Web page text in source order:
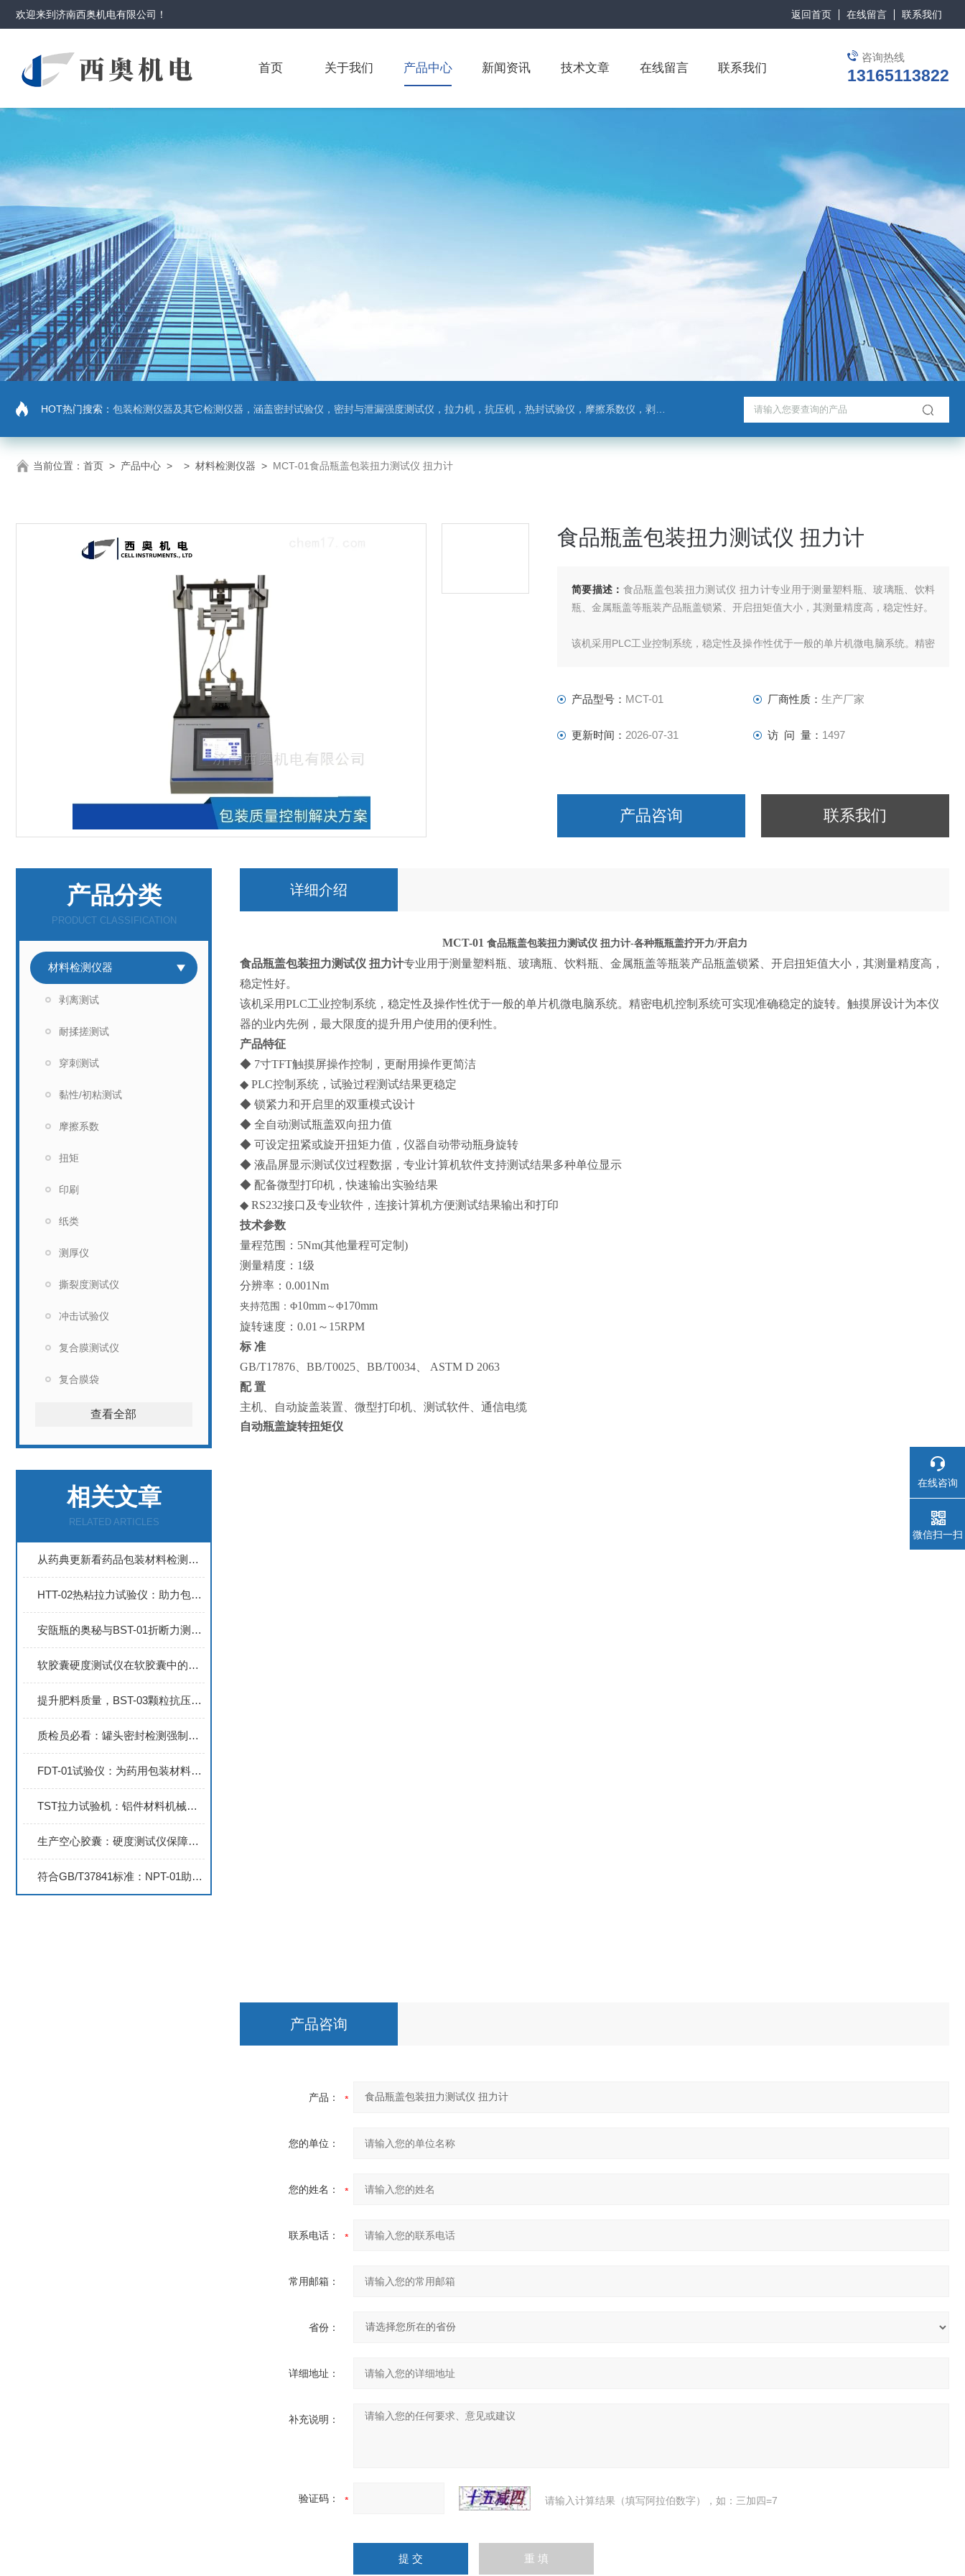
欢迎来到济南西奥机电有限公司 ！ 返回首页 在线留言 联系我们
咨询热线
13165113822
首页 关于我们 产品中心 新闻资讯 技术文章 在线留言 联系我们
HOT热门搜索： 包装检测仪器及其它检测仪器，涵盖密封试验仪，密封与泄漏强度测试仪，拉力机，抗压机，热封试验仪，摩擦系数仪，剥离力测试仪，医药包装检测仪，冲击试验仪，安瓿瓶折断力测试仪，垂直度偏差测试仪，扭矩仪，手提袋疲劳度测试仪
当前位置： 首页 > 产品中心 > > 材料检测仪器 > MCT-01食品瓶盖包装扭力测试仪 扭力计
食品瓶盖包装扭力测试仪 扭力计
简要描述： 食品瓶盖包装扭力测试仪 扭力计专业用于测量塑料瓶、玻璃瓶、饮料
瓶、金属瓶盖等瓶装产品瓶盖锁紧、开启扭矩值大小，其测量精度高，稳定性好。
该机采用PLC工业控制系统，稳定性及操作性优于一般的单片机微电脑系统。精密
产品型号： MCT-01 厂商性质： 生产厂家
更新时间： 2026-07-31 访 问 量： 1497
产品咨询 联系我们
产品分类
PRODUCT CLASSIFICATION
材料检测仪器
剥离测试
耐揉搓测试
穿刺测试
黏性/初粘测试
摩擦系数
扭矩
印刷
纸类
测厚仪
撕裂度测试仪
冲击试验仪
复合膜测试仪
复合膜袋
查看全部
相关文章
RELATED ARTICLES
从药典更新看药品包装材料检测仪器的升级路径
HTT-02热粘拉力试验仪：助力包装行业效率升级
安瓿瓶的奥秘与BST-01折断力测试仪
软胶囊硬度测试仪在软胶囊中的应用：优缺点分析
提升肥料质量，BST-03颗粒抗压测试设备助力农业可持续发展
质检员必看：罐头密封检测强制新规如何应对？
FDT-01试验仪：为药用包装材料提供全面的耐冲击性测试方案
TST拉力试验机：铝件材料机械性能测试的工具
生产空心胶囊：硬度测试仪保障质量
符合GB/T37841标准：NPT-01助力药包材穿刺力精准测试
详细介绍
MCT-01 食品瓶盖包装扭力测试仪 扭力计-各种瓶瓶盖拧开力/开启力
食品瓶盖包装扭力测试仪 扭力计专业用于测量塑料瓶、玻璃瓶、饮料瓶、金属瓶盖等瓶装产品瓶盖锁紧、开启扭矩值大小，其测量精度高，
稳定性好。
该机采用PLC工业控制系统，稳定性及操作性优于一般的单片机微电脑系统。精密电机控制系统可实现准确稳定的旋转。触摸屏设计为本仪
器的业内先例，最大限度的提升用户使用的便利性。
产品特征
◆ 7寸TFT触摸屏操作控制，更耐用操作更简洁
◆ PLC控制系统，试验过程测试结果更稳定
◆ 锁紧力和开启里的双重模式设计
◆ 全自动测试瓶盖双向扭力值
◆ 可设定扭紧或旋开扭矩力值，仪器自动带动瓶身旋转
◆ 液晶屏显示测试仪过程数据，专业计算机软件支持测试结果多种单位显示
◆ 配备微型打印机，快速输出实验结果
◆ RS232接口及专业软件，连接计算机方便测试结果输出和打印
技术参数
量程范围： 5Nm(其他量程可定制 )
测量精度： 1级
分辨率： 0.001Nm
夹持范围： Φ10mm ～ Φ170mm
旋转速度： 0.01 ～ 15RPM
标 准
GB/T17876
BB/T0025 BB/T0034
ASTM D 2063
配 置
主机、自动旋盖装置、微型打印机、测试软件、通信电缆
自动瓶盖旋转扭矩仪
产品咨询
产品：
您的单位：
您的姓名：
联系电话：
常用邮箱：
省份：
详细地址：
补充说明：
验证码： 请输入计算结果（填写阿拉伯数字），如：三加四=7
在线咨询
微信扫一扫